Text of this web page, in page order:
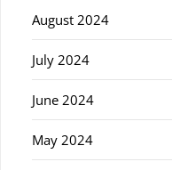
August 2024
July 2024
June 2024
May 2024